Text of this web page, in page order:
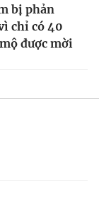
bị phản
chỉ có 40
được mời